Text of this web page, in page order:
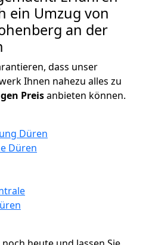
ein Umzug von
an der
dass unser
Ihnen nahezu alles zu
Preisanbieten können.
Düren
Düren